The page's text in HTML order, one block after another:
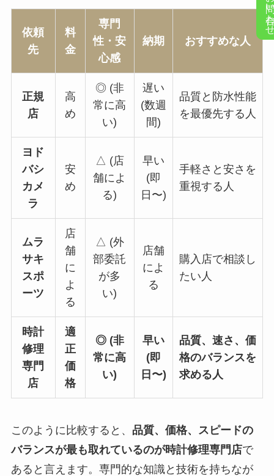
依頼
先
料
金
専門
性・安
心感
納期 おすすめな人
正規
店
高
め
◎ (非
常に高
い)
遅い
(数週
間)
品質と防水性能
を最優先する人
ヨド
バシ
カメ
ラ
安
め
△ (店
舗によ
る)
早い
(即
日〜)
手軽さと安さを
重視する人
ムラ
サキ
スポ
ーツ
店
舗
に
よ
る
△ (外
部委託
が多
い)
店舗
によ
る
購入店で相談し
たい人
時計
修理
専門
店
適
正
価
格
◎ (非
常に高
い)
早い
(即
日〜)
品質、速さ、価
格のバランスを
求める人
このように比較すると、 品質、価格、スピードの
バランスが最も取れているのが時計修理専門店で
あると言えます。専門的な知識と技術を持ちなが